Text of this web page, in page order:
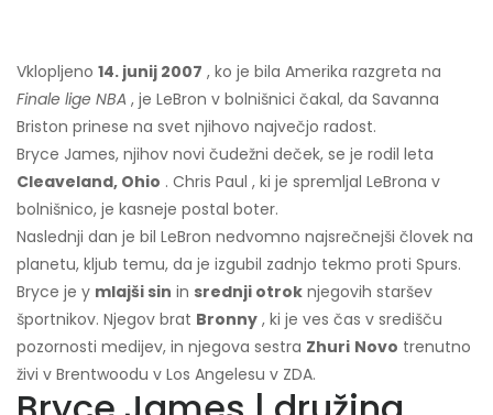
Vklopljeno 14. junij 2007 , ko je bila Amerika razgreta na
Finale lige NBA , je LeBron v bolnišnici čakal, da Savanna
Briston prinese na svet njihovo največjo radost.
Bryce James, njihov novi čudežni deček, se je rodil leta
Cleaveland, Ohio . Chris Paul , ki je spremljal LeBrona v
bolnišnico, je kasneje postal boter.
Naslednji dan je bil LeBron nedvomno najsrečnejši človek na
planetu, kljub temu, da je izgubil zadnjo tekmo proti Spurs.
Bryce je y mlajši sin in srednji otrok njegovih staršev
športnikov. Njegov brat Bronny , ki je ves čas v središču
pozornosti medijev, in njegova sestra Zhuri Novo trenutno
živi v Brentwoodu v Los Angelesu v ZDA.